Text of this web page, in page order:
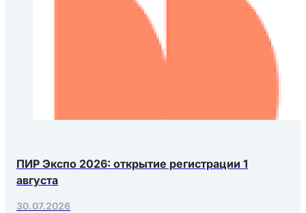
ПИР Экспо 2026: открытие регистрации 1
августа
30.07.2026